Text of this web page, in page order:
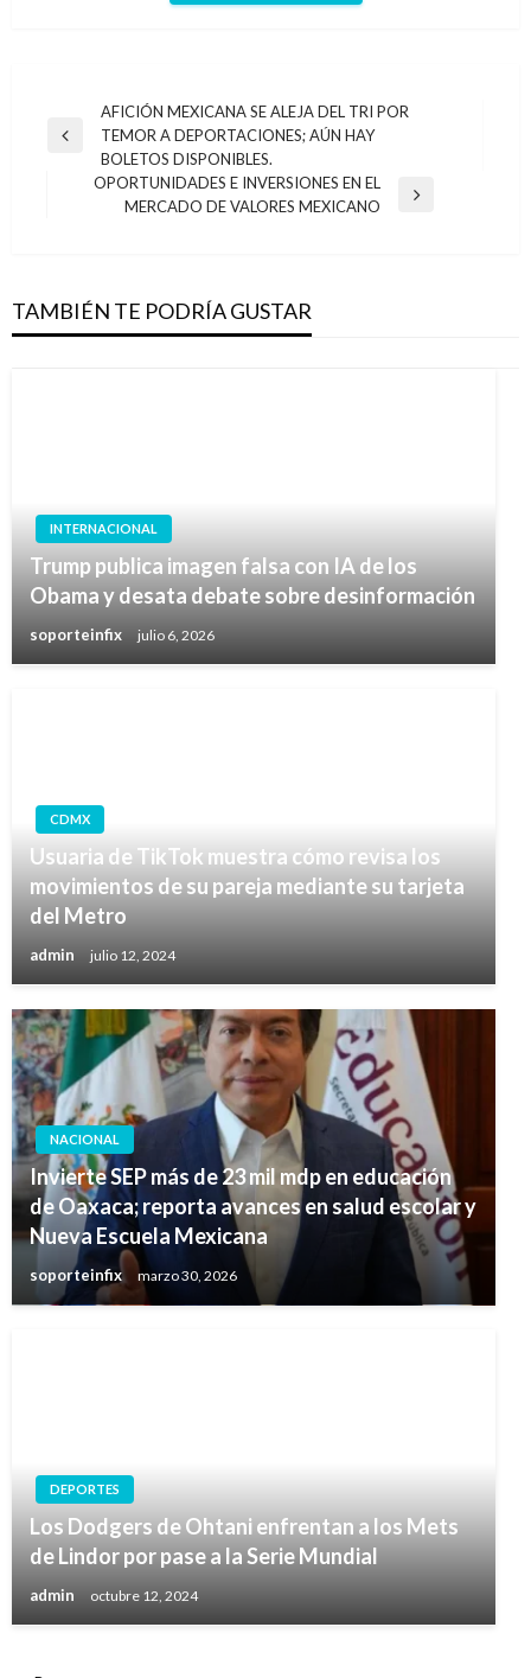
Navegación
de
entradas
Entrada
anterior
AFICIÓN MEXICANA SE ALEJA DEL TRI POR
TEMOR A DEPORTACIONES; AÚN HAY
BOLETOS DISPONIBLES.
OPORTUNIDADES E INVERSIONES EN EL
MERCADO DE VALORES MEXICANO
TAMBIÉN TE PODRÍA GUSTAR
INTERNACIONAL
Trump publica imagen falsa con IA de los
Obama y desata debate sobre desinformación
soporteinfix julio 6, 2026
CDMX
Usuaria de TikTok muestra cómo revisa los
movimientos de su pareja mediante su tarjeta
del Metro
admin julio 12, 2024
NACIONAL
Invierte SEP más de 23 mil mdp en educación
de Oaxaca; reporta avances en salud escolar y
Nueva Escuela Mexicana
soporteinfix marzo 30, 2026
DEPORTES
Los Dodgers de Ohtani enfrentan a los Mets
de Lindor por pase a la Serie Mundial
admin octubre 12, 2024